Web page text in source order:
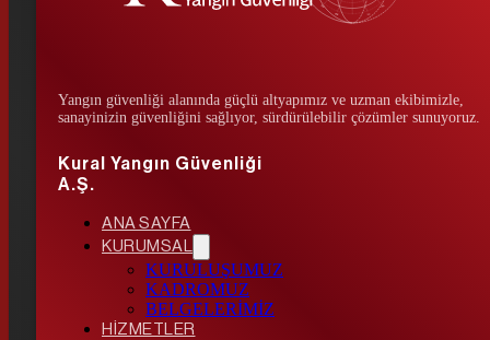
Yangın güvenliği alanında güçlü altyapımız ve uzman ekibimizle,
sanayinizin güvenliğini sağlıyor, sürdürülebilir çözümler sunuyoruz.
Kural Yangın Güvenliği
A.Ş.
ANA SAYFA
KURUMSAL
KURULUŞUMUZ
KADROMUZ
BELGELERİMİZ
HİZMETLER